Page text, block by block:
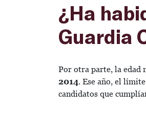
¿Ha
Guardia
Por otra parte, la edad
2014. Ese año, el
candidatos que